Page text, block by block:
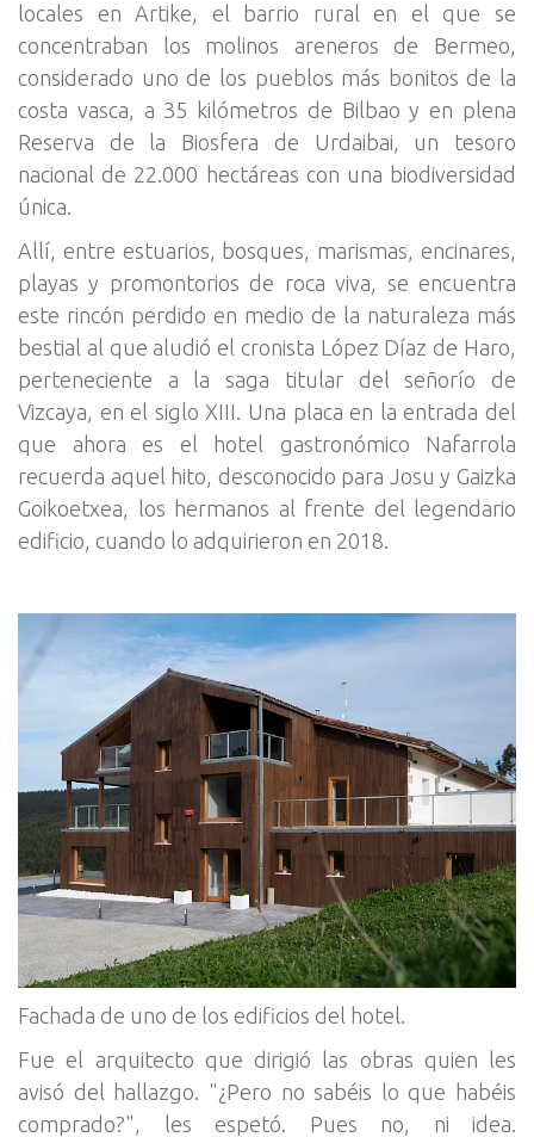
locales en Artike, el barrio rural en el que se
concentraban los molinos areneros de Bermeo,
considerado uno de los pueblos más bonitos de la
costa vasca, a 35 kilómetros de Bilbao y en plena
Reserva de la Biosfera de Urdaibai, un tesoro
nacional de 22.000 hectáreas con una biodiversidad
única.
Allí, entre estuarios, bosques, marismas, encinares,
playas y promontorios de roca viva, se encuentra
este rincón perdido en medio de la naturaleza más
bestial al que aludió el cronista López Díaz de Haro,
perteneciente a la saga titular del señorío de
Vizcaya, en el siglo XIII. Una placa en la entrada del
que ahora es el hotel gastronómico Nafarrola
recuerda aquel hito, desconocido para Josu y Gaizka
Goikoetxea, los hermanos al frente del legendario
edificio, cuando lo adquirieron en 2018.
Fachada de uno de los edificios del hotel.
Fue el arquitecto que dirigió las obras quien les
avisó del hallazgo. "¿Pero no sabéis lo que habéis
comprado?", les espetó. Pues no, ni idea.